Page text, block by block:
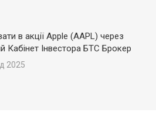
в акції Apple (AAPL) через
Кабінет Інвестора БТС Брокер
2025